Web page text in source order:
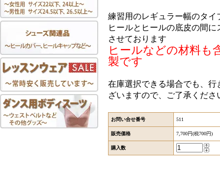
練習用のレギュラー幅のタイ
ヒールとヒールの底皮の間
させております
ヒールなどの材料も
製です
在庫選択できる場合でも、
ざいますので、ご了承くださ
お問い合せ番号 511
販売価格 7,700円(税700円)
購入数